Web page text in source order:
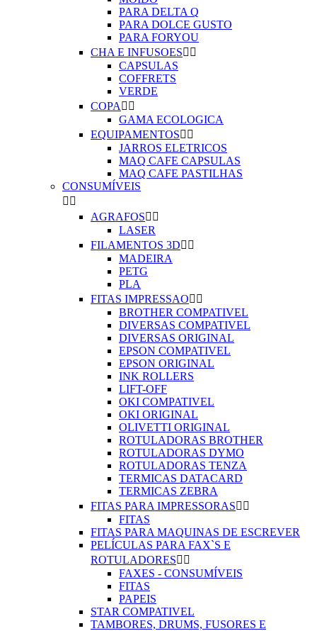
PARA DELTA Q
PARA DOLCE GUSTO
PARA FORYOU
CHA E INFUSOES 
CAPSULAS
COFFRETS
VERDE
COPA  
GAMA ECOLOGICA
EQUIPAMENTOS 
JARROS ELETRICOS
MAQ CAFE CAPSULAS
MAQ CAFE PASTILHAS
CONSUMÍVEIS
 
AGRAFOS 
LASER
FILAMENTOS 3D 
MADEIRA
PETG
PLA
FITAS IMPRESSAO 
BROTHER COMPATIVEL
DIVERSAS COMPATIVEL
DIVERSAS ORIGINAL
EPSON COMPATIVEL
EPSON ORIGINAL
INK ROLLERS
LIFT-OFF
OKI COMPATIVEL
OKI ORIGINAL
OLIVETTI ORIGINAL
ROTULADORAS BROTHER
ROTULADORAS DYMO
ROTULADORAS TENZA
TERMICAS DATACARD
TERMICAS ZEBRA
FITAS PARA IMPRESSORAS 
FITAS
FITAS PARA MAQUINAS DE ESCREVER
PELÍCULAS PARA FAX`S E
ROTULADORES 
FAXES - CONSUMÍVEIS
FITAS
PAPEIS
STAR COMPATIVEL
TAMBORES, DRUMS, FUSORES E